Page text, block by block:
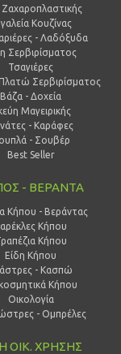
Ζαχαροπλαστικής
Κουζίνας
- Λαδόξυδα
Σερβιρίσματος
Τσαγιέρες
Σερβιρίσματος
Βάζα - Δοχεία
Μαγειρικής
- Καράφες
- Σουβέρ
Best Seller
- ΒΕΡΑΝΤΑ
Κήπου - Βεράντας
Κήπου
Κήπου
Είδη Κήπου
- Κασπώ
Κήπου
Οικολογία
- Ομπρέλες
ΟΙΚ. ΧΡΗΣΗΣ